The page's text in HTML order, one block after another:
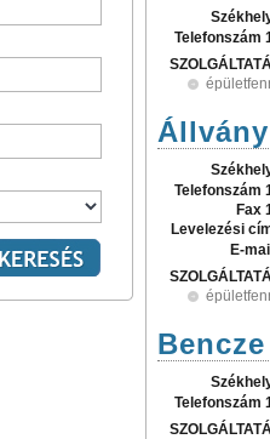
Telefonszám
Telefonszám
Fax
Levelezési
E-
Telefonszám